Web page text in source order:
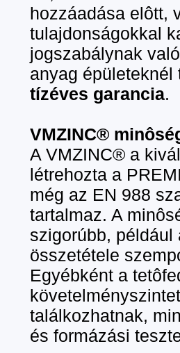
hozzáadása elôtt,
tulajdonságokkal
jogszabálynak
anyag
tízéves garancia.
VMZINC®
A VMZINC® a
létrehozta a
még az EN 988
tartalmaz. A
szigorúbb,
összetétele
Egyébként a
találkozhatnak,
és formázási